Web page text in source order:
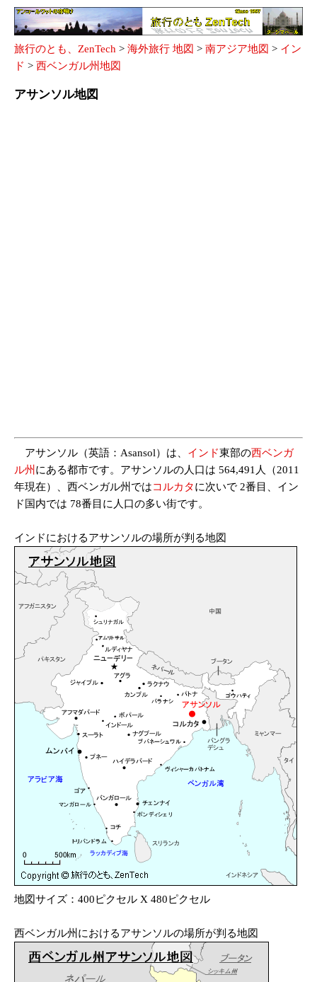
旅行のとも、ZenTech > 海外旅行 地図 > 南アジア地図 > イン
ド > 西ベンガル州地図
アサンソル地図
アサンソル（英語：Asansol）は、 インド東部の西ベンガ
ル州 にある都市です。アサンソルの人口は 564,491人（2011
年現在）、西ベンガル州ではコルカタに次いで 2番目、イン
ド国内では 78番目に人口の多い街です。
インドにおけるアサンソルの場所が判る地図
地図サイズ：400ピクセル X 480ピクセル
西ベンガル州におけるアサンソルの場所が判る地図